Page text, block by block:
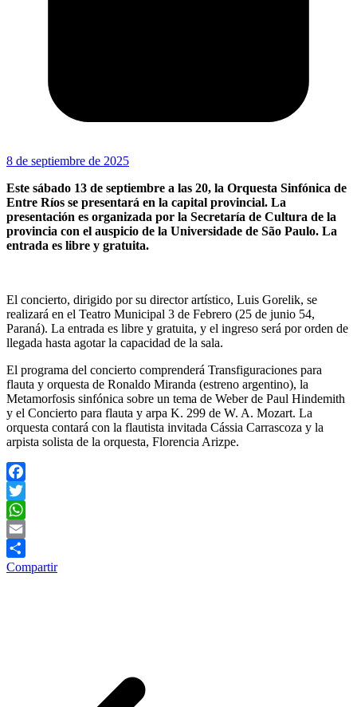
8 de septiembre de 2025
Este sábado 13 de septiembre a las 20, la Orquesta Sinfónica de
Entre Ríos se presentará en la capital provincial. La
presentación es organizada por la Secretaría de Cultura de la
provincia con el auspicio de la Universidade de São Paulo. La
entrada es libre y gratuita.
El concierto, dirigido por su director artístico, Luis Gorelik, se
realizará en el Teatro Municipal 3 de Febrero (25 de junio 54,
Paraná). La entrada es libre y gratuita, y el ingreso será por orden de
llegada hasta agotar la capacidad de la sala.
El programa del concierto comprenderá Transfiguraciones para
flauta y orquesta de Ronaldo Miranda (estreno argentino), la
Metamorfosis sinfónica sobre un tema de Weber de Paul Hindemith
y el Concierto para flauta y arpa K. 299 de W. A. Mozart. La
orquesta contará con la flautista invitada Cássia Carrascoza y la
arpista solista de la orquesta, Florencia Arizpe.
Facebook
Twitter
WhatsApp
Email
Compartir